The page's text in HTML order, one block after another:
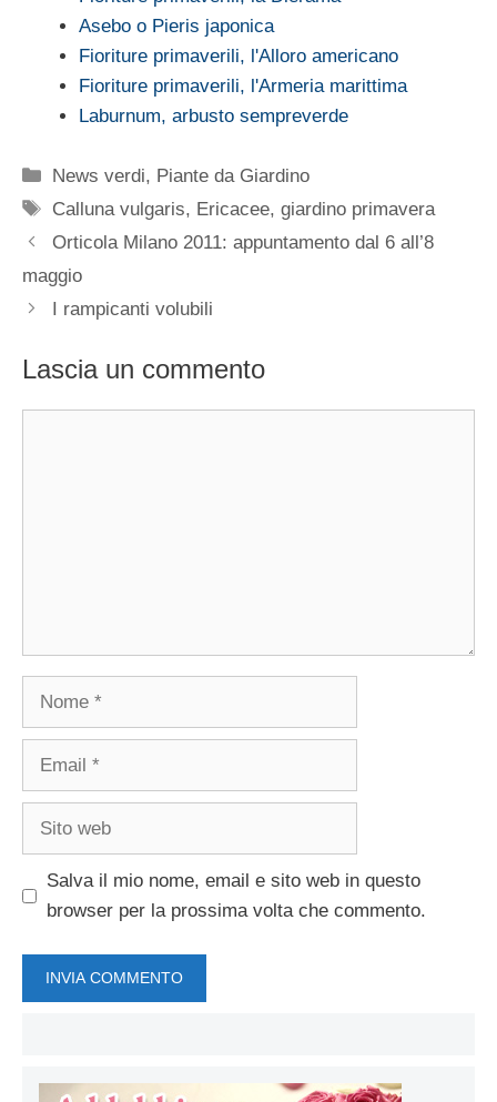
Asebo o Pieris japonica
Fioriture primaverili, l'Alloro americano
Fioriture primaverili, l'Armeria marittima
Laburnum, arbusto sempreverde
Categorie
News verdi, Piante da Giardino
Tag
Calluna vulgaris, Ericacee,giardino primavera
Orticola Milano 2011: appuntamento dal 6 all’8
maggio
I rampicanti volubili
Lascia un commento
Nome
Email
Sito
Salva il mio nome, email e sito web in questo
browser per la prossima volta che commento.